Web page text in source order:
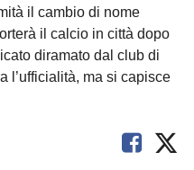
il cambio di nome
il calcio in città dopo
diramato dal club di
l’ufficialità, ma si capisce